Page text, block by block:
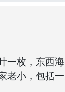
一枚，东西
小，包括一